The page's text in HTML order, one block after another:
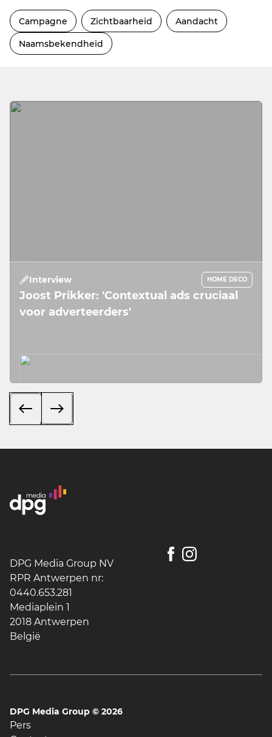
Campagne Zichtbaarheid Aandacht
Naamsbekendheid
Interview HOME DECO
Joost Prikker: 'Contextual ads cruciaal
voor adverteerders'
DPG Media Group NV
RPR Antwerpen nr:
0440.653.281
Mediaplein 1
2018 Antwerpen
België
DPG Media Group © 2026
Pers